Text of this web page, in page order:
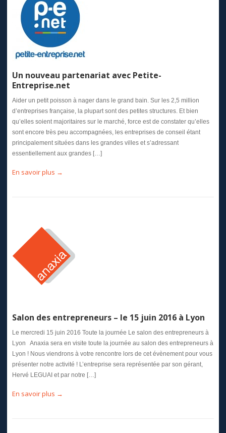
Un nouveau partenariat avec Petite-
Entreprise.net
Aider un petit poisson à nager dans le grand bain. Sur les 2,5 million
d’entreprises française, la plupart sont des petites structures. Et bien
qu’elles soient majoritaires sur le marché, force est de constater qu’elles
sont encore très peu accompagnées, les entreprises de conseil étant
principalement situées dans les grandes villes et s’adressant
essentiellement aux grandes […]
En savoir plus →
Salon des entrepreneurs – le 15 juin 2016 à Lyon
Le mercredi 15 juin 2016 Toute la journée Le salon des entrepreneurs à
Lyon Anaxia sera en visite toute la journée au salon des entrepreneurs à
Lyon ! Nous viendrons à votre rencontre lors de cet évènement pour vous
présenter notre activité ! L’entreprise sera représentée par son gérant,
Hervé LEGUAI et par notre […]
En savoir plus →